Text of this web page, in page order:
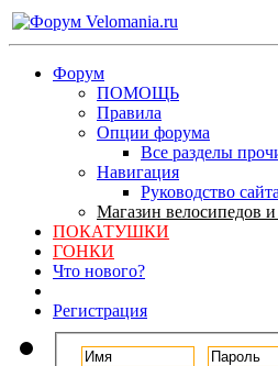
Форум
ПОМОЩЬ
Правила
Опции форума
Все разделы
Навигация
Руководство сайта
Магазин велосипедов и
ПОКАТУШКИ
ГОНКИ
Что нового?
Регистрация